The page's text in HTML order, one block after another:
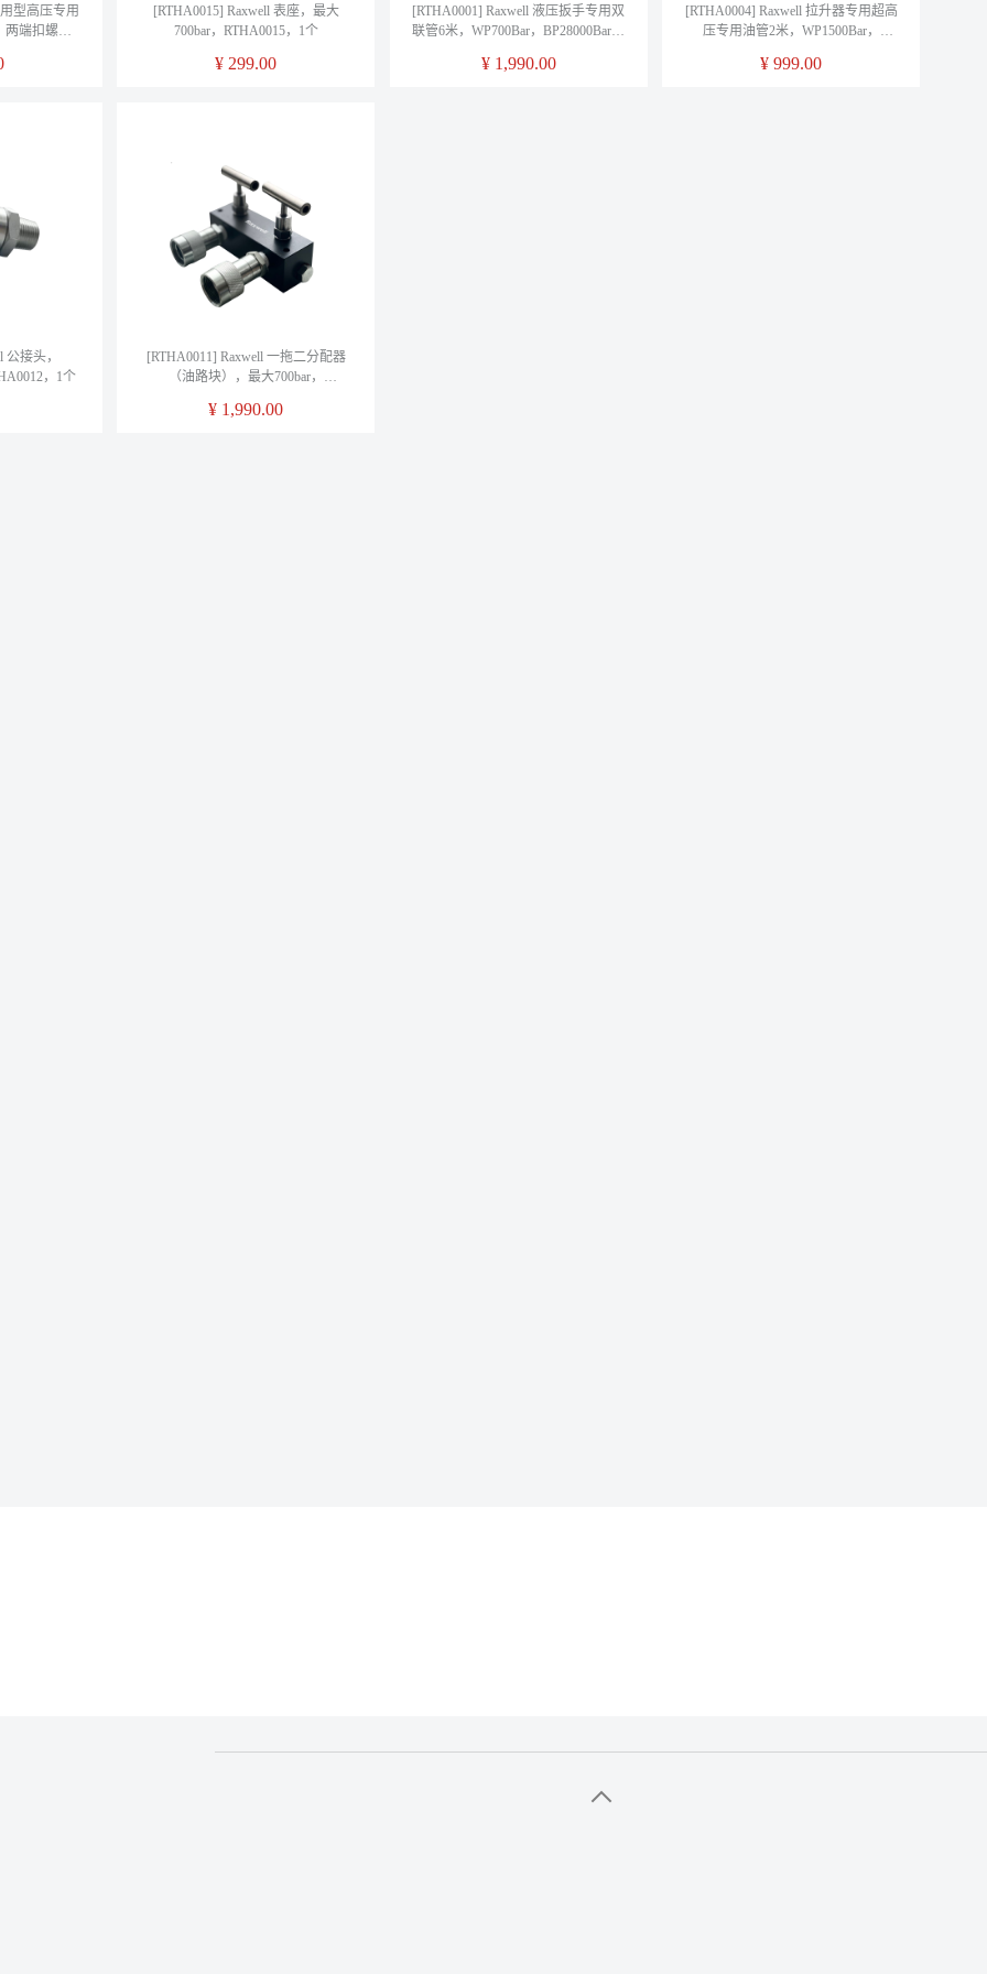
型高压专用
两端扣螺纹
[RTHA0015] Raxwell 表座，最大
700bar，RTHA0015，1个
¥ 299.00
[RTHA0001] Raxwell 液压扳手专用双
联管6米，WP700Bar，BP28000Bar，
¥ 1,990.00
[RTHA0004] Raxwell 拉升器专用超高
压专用油管2米，WP1500Bar，
¥ 999.00
接头，
，1个
[RTHA0011] Raxwell 一拖二分配器
（油路块），最大700bar，
¥ 1,990.00